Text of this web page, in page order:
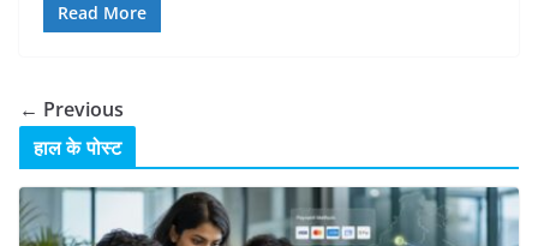
Read More
← Previous
हाल के पोस्ट